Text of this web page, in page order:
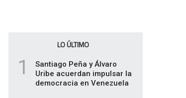
LO ÚLTIMO
1
Santiago Peña y Álvaro
Uribe acuerdan impulsar la
democracia en Venezuela